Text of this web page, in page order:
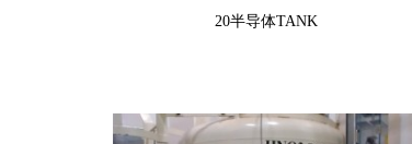
20半导体TANK